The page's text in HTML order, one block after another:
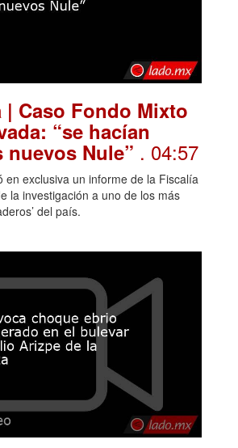
| Caso Fondo Mixto
“se hacían
nuevos Nule” . 04:57
en exclusiva un informe de la Fiscalía
la investigación a uno de los más
del país.